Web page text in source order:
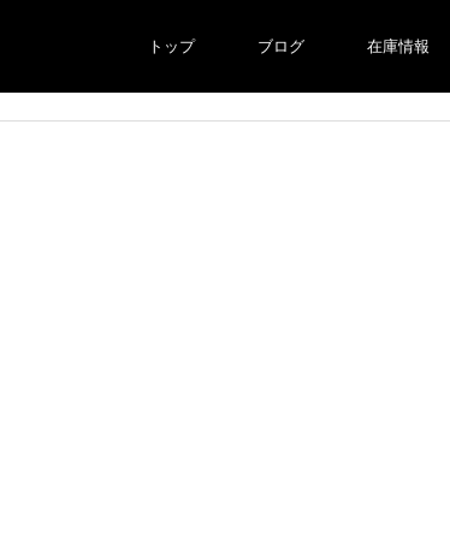
トップ ブログ 在庫情報